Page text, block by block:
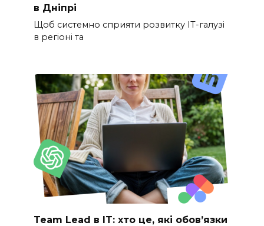
в Дніпрі
Щоб системно сприяти розвитку ІТ-галузі
в регіоні та
Team Lead в IT: хто це, які обов’язки